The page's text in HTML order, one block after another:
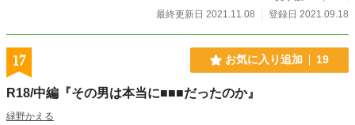
最終更新日 2021.11.08
登録日 2021.09.18
17 お気に入り追加 19
R18/中編『その男は本当に■■■だったのか』
緑野かえる